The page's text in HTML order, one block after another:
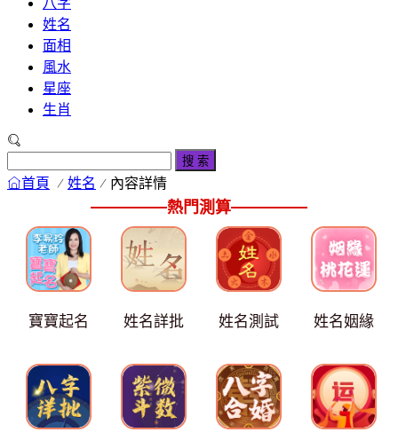
八字
姓名
面相
風水
星座
生肖
搜 索
首頁 姓名 內容詳情
熱門測算
寶寶起名 姓名詳批 姓名測試 姓名姻緣